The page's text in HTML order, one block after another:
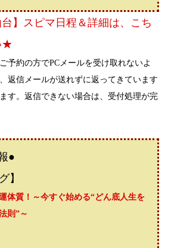
】スピマ日程＆詳細は、こち
★
予約の方でPCメールを受け取れないよ
返信メールが送れずに返ってきています
す。返信できない場合は、受付処理が完
●
】
体質！～今すぐ始める“どん底人生を
則”～